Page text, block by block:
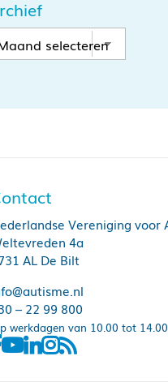
Vereniging voor
4a
AL De Bilt
– 22 99 800
werkdagen van 10.00 tot